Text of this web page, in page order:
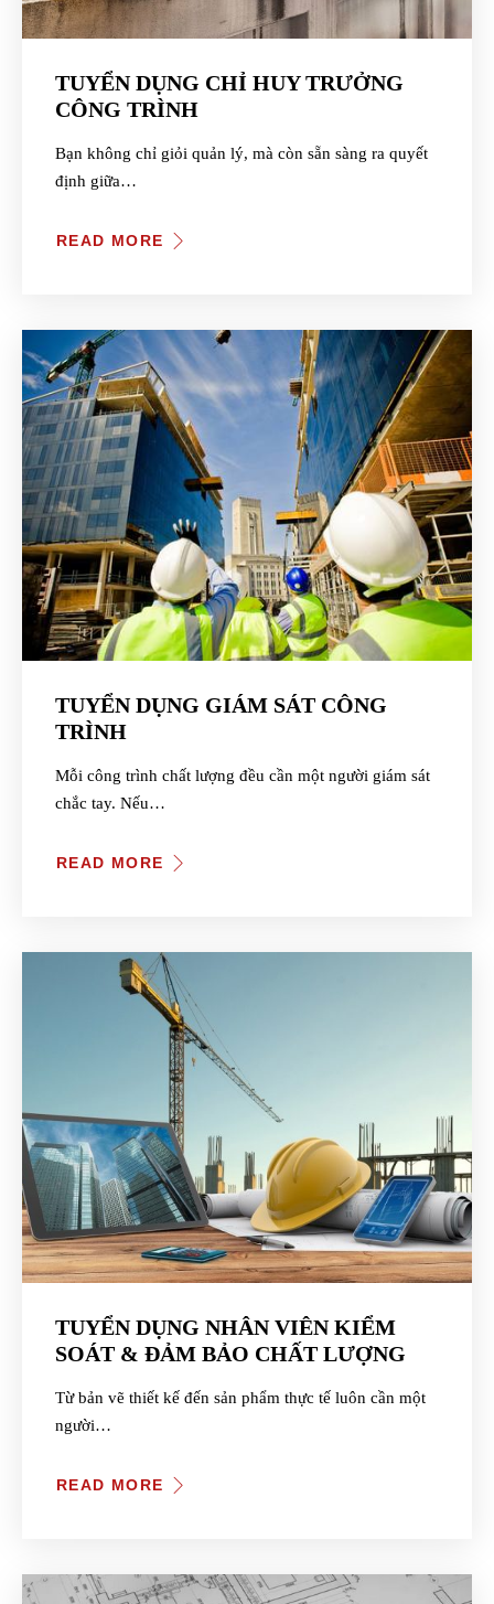
TUYỂN DỤNG CHỈ HUY TRƯỞNG
CÔNG TRÌNH
Bạn không chỉ giỏi quản lý, mà còn sẵn sàng ra quyết
định giữa…
READ MORE
TUYỂN DỤNG GIÁM SÁT CÔNG
TRÌNH
Mỗi công trình chất lượng đều cần một người giám sát
chắc tay. Nếu…
READ MORE
TUYỂN DỤNG NHÂN VIÊN KIỂM
SOÁT & ĐẢM BẢO CHẤT LƯỢNG
Từ bản vẽ thiết kế đến sản phẩm thực tế luôn cần một
người…
READ MORE